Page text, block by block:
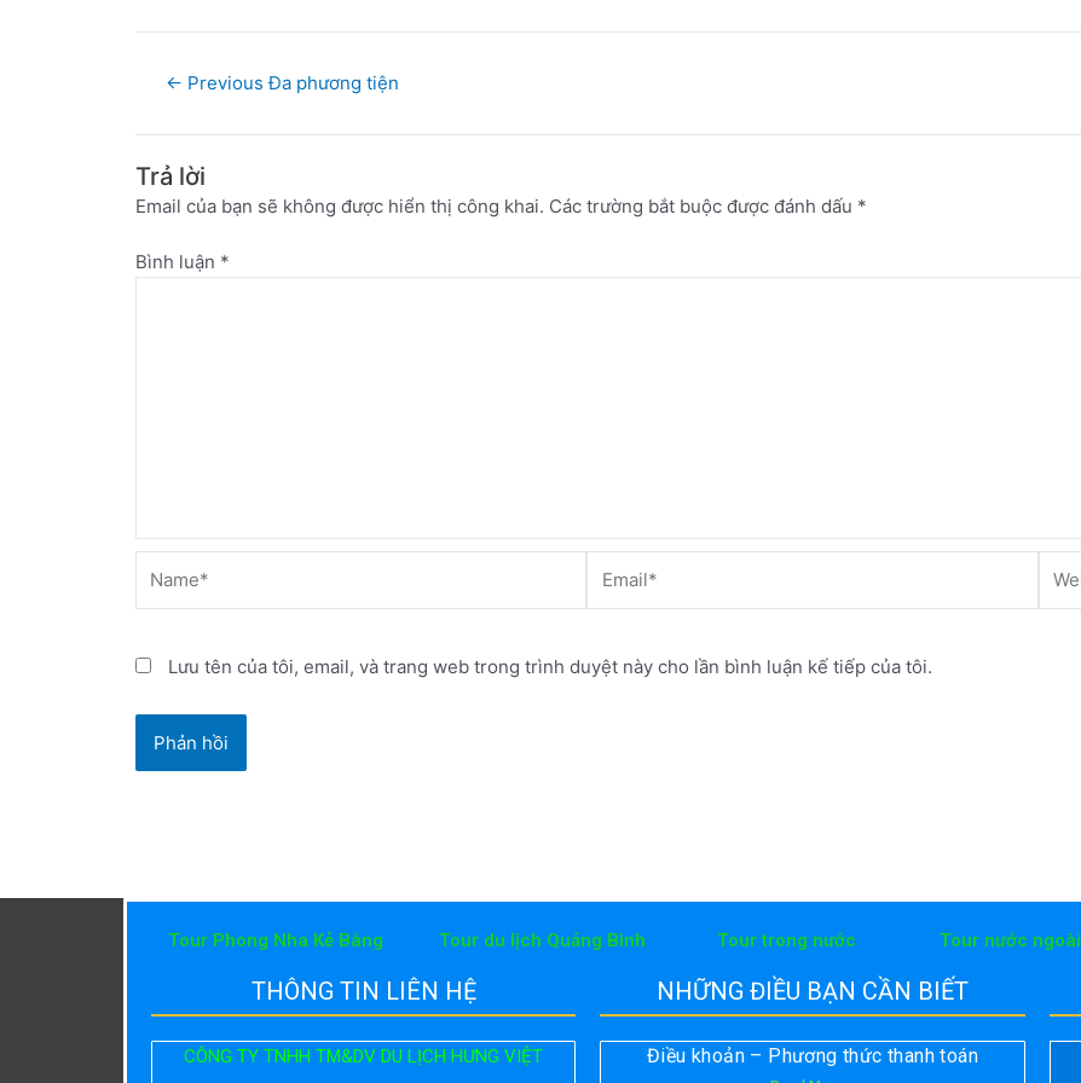
← Previous Đa phương tiện
Trả lời
Email của bạn sẽ không được hiển thị công khai. Các trường bắt buộc được đánh dấu *
Bình luận *
Lưu tên của tôi, email, và trang web trong trình duyệt này cho lần bình luận kế tiếp của tôi.
Tour Phong Nha Kẻ Bàng Tour du lịch Quảng Bình Tour trong nước Tour nước ngoài
THÔNG TIN LIÊN HỆ
CÔNG TY TNHH TM&DV DU LỊCH HƯNG VIỆT
NHỮNG ĐIỀU BẠN CẦN BIẾT
Điều khoản – Phương thức thanh toán